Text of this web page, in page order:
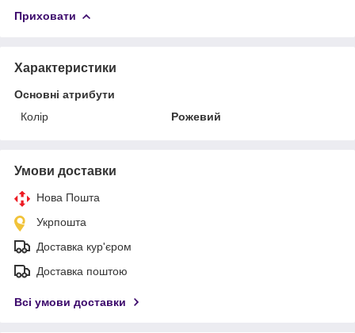
Приховати
Характеристики
Основні атрибути
Колір
Рожевий
Умови доставки
Нова Пошта
Укрпошта
Доставка кур'єром
Доставка поштою
Всі умови доставки